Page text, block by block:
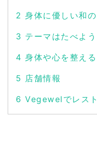
2 身体に優しい和
3 テーマはたべよ
4 身体や心を整え
5 店舗情報
6 Vegewelでレス